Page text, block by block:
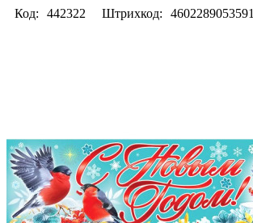
Код: 442322 Штрихкод: 4602289053591